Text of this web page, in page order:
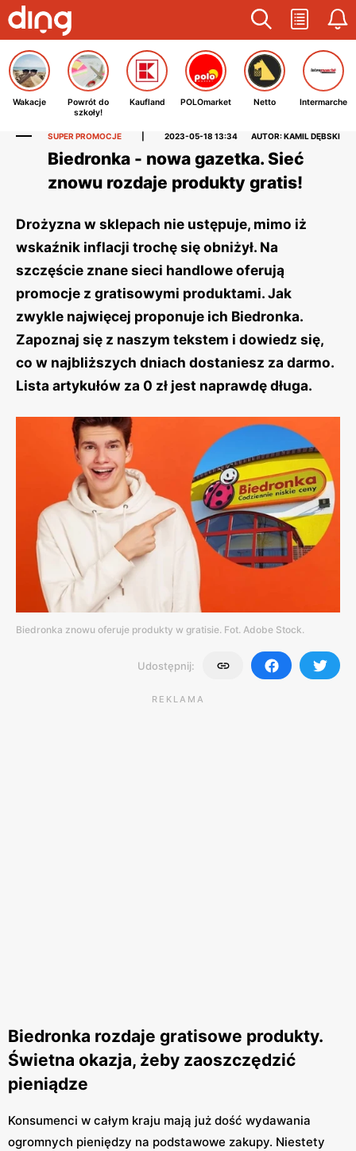
Wakacje
Powrót do
szkoły!
Kaufland POLOmarket Netto Intermarche
SUPER PROMOCJE 2023-05-18 13:34 AUTOR: KAMIL DĘBSKI
Biedronka - nowa gazetka. Sieć
znowu rozdaje produkty gratis!
Drożyzna w sklepach nie ustępuje, mimo iż
wskaźnik inflacji trochę się obniżył. Na
szczęście znane sieci handlowe oferują
promocje z gratisowymi produktami. Jak
zwykle najwięcej proponuje ich Biedronka.
Zapoznaj się z naszym tekstem i dowiedz się,
co w najbliższych dniach dostaniesz za darmo.
Lista artykułów za 0 zł jest naprawdę długa.
Biedronka znowu oferuje produkty w gratisie. Fot. Adobe Stock.
Udostępnij:
REKLAMA
Biedronka rozdaje gratisowe produkty.
Świetna okazja, żeby zaoszczędzić
pieniądze
Konsumenci w całym kraju mają już dość wydawania
ogromnych pieniędzy na podstawowe zakupy. Niestety